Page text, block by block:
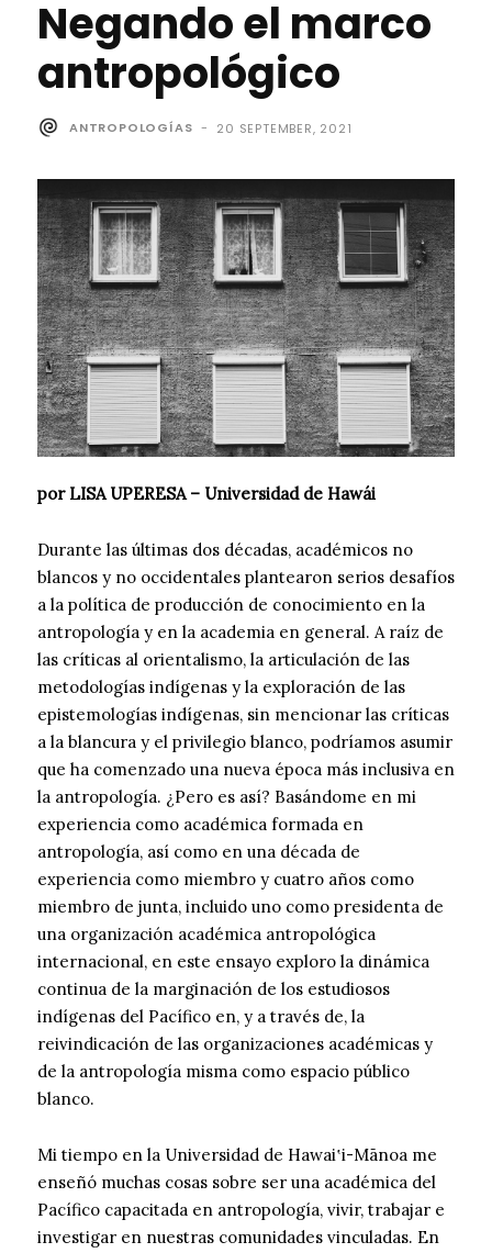
Negando el marco
antropológico
ANTROPOLOGÍAS - 20 SEPTEMBER, 2021
por LISA UPERESA – Universidad de Hawái
Durante las últimas dos décadas, académicos no
blancos y no occidentales plantearon serios desafíos
a la política de producción de conocimiento en la
antropología y en la academia en general. A raíz de
las críticas al orientalismo, la articulación de las
metodologías indígenas y la exploración de las
epistemologías indígenas, sin mencionar las críticas
a la blancura y el privilegio blanco, podríamos asumir
que ha comenzado una nueva época más inclusiva en
la antropología. ¿Pero es así? Basándome en mi
experiencia como académica formada en
antropología, así como en una década de
experiencia como miembro y cuatro años como
miembro de junta, incluido uno como presidenta de
una organización académica antropológica
internacional, en este ensayo exploro la dinámica
continua de la marginación de los estudiosos
indígenas del Pacífico en, y a través de, la
reivindicación de las organizaciones académicas y
de la antropología misma como espacio público
blanco.
Mi tiempo en la Universidad de Hawaiʽi-Mānoa me
enseñó muchas cosas sobre ser una académica del
Pacífico capacitada en antropología, vivir, trabajar e
investigar en nuestras comunidades vinculadas. En